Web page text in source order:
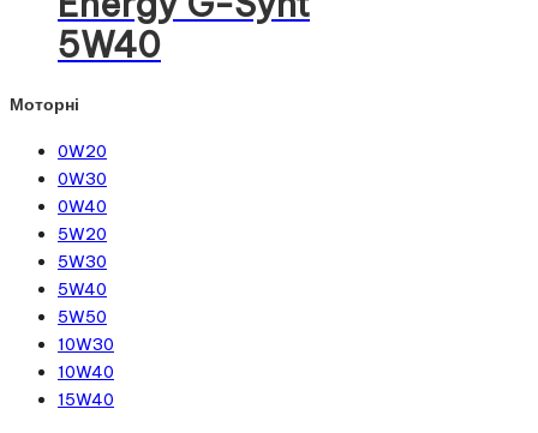
5W40
Моторні
0W20
0W30
0W40
5W20
5W30
5W40
5W50
10W30
10W40
15W40